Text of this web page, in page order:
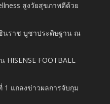
สูงวัยสุขภาพดีด้วย
นราช บูชาประดิษฐาน ณ
HISENSE FOOTBALL
1 แถลงข่าวผลการจับกุม